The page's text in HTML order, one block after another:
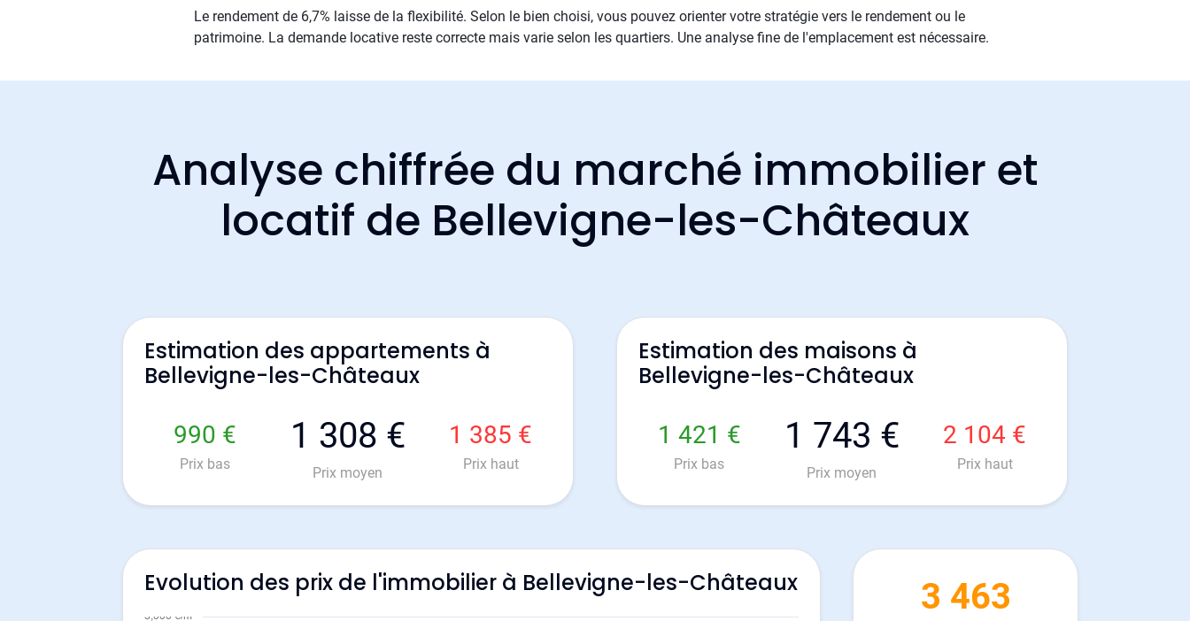
Le rendement de 6,7% laisse de la flexibilité. Selon le bien choisi, vous pouvez orienter votre stratégie vers le rendement ou le
patrimoine. La demande locative reste correcte mais varie selon les quartiers. Une analyse fine de l'emplacement est nécessaire.
Analyse chiffrée du marché immobilier et
locatif de Bellevigne-les-Châteaux
Estimation des appartements à
Bellevigne-les-Châteaux
990 €
Prix bas
1 308 €
Prix moyen
1 385 €
Prix haut
Estimation des maisons à
Bellevigne-les-Châteaux
1 421 €
Prix bas
1 743 €
Prix moyen
2 104 €
Prix haut
Evolution des prix de l'immobilier à Bellevigne-les-Châteaux 3 463